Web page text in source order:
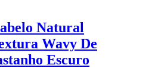
Natural
Wavy De
Escuro